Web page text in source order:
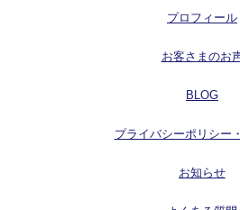
プロフィール
お客さまのお
BLOG
プライバシーポリシー
お知らせ